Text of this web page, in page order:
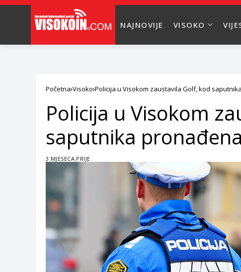
NAJNOVIJE VISOKO
Početna Visoko Policija u Visokom zaustavila Golf, kod
Policija u Visokom
saputnika
3 MJESECA PRIJE